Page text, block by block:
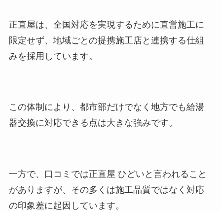
正直屋は、全国対応を実現するために直営施工に
限定せず、地域ごとの提携施工店と連携する仕組
みを採用しています。
この体制により、都市部だけでなく地方でも給湯
器交換に対応できる点は大きな強みです。
一方で、口コミでは正直屋 ひどいと言われること
がありますが、その多くは施工品質ではなく対応
の印象差に起因しています。